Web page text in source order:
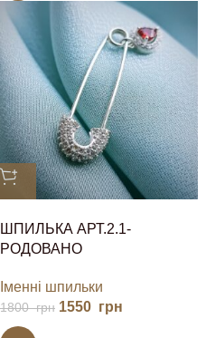
ШПИЛЬКА АРТ.2.1-
РОДОВАНО
Іменні шпильки
1800грн 1550 грн